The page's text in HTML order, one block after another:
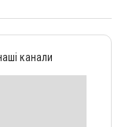
канали